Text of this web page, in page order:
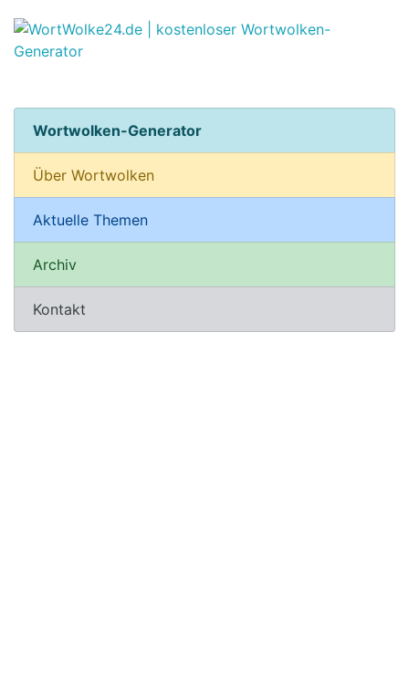
Wortwolken-Generator
Über Wortwolken
Aktuelle Themen
Archiv
Kontakt